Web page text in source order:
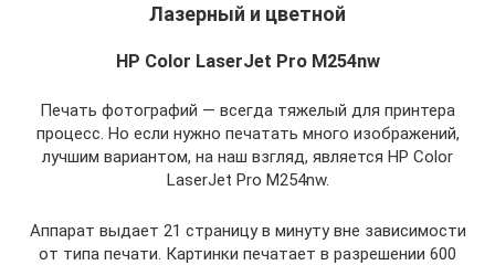
Лазерный и цветной
HP Color LaserJet Pro M254nw
Печать фотографий — всегда тяжелый для принтера
процесс. Но если нужно печатать много изображений,
лучшим вариантом, на наш взгляд, является HP Color
LaserJet Pro M254nw.
Аппарат выдает 21 страницу в минуту вне зависимости
от типа печати. Картинки печатает в разрешении 600